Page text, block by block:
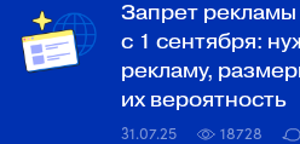
Запрет рекламы
с 1 сентября:
рекламу,
их вероятность
31.07.25 18728